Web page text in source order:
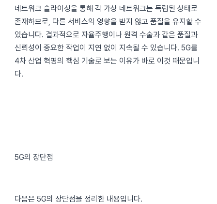
네트워크 슬라이싱을 통해 각 가상 네트워크는 독립된 상태로
존재하므로, 다른 서비스의 영향을 받지 않고 품질을 유지할 수
있습니다. 결과적으로 자율주행이나 원격 수술과 같은 품질과
신뢰성이 중요한 작업이 지연 없이 지속될 수 있습니다. 5G를
4차 산업 혁명의 핵심 기술로 보는 이유가 바로 이것 때문입니
다.
5G의 장단점
다음은 5G의 장단점을 정리한 내용입니다.